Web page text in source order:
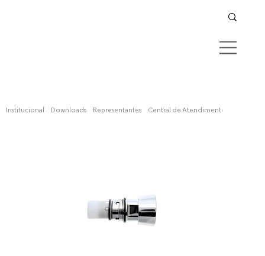
Confira aqui
Institucional Downloads Representantes Central de Atendimento